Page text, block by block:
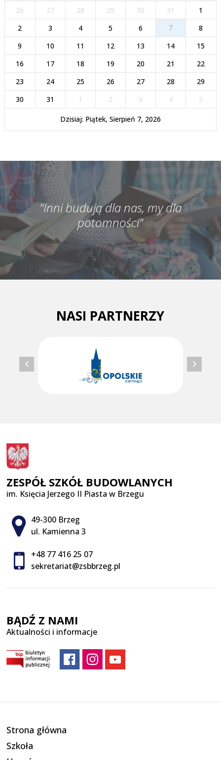
26 27 28 29 30 31
1
2
3 4 5 6 7
8
9
10 11 12 13 14
15
16
17 18 19 20 21
22
23
24 25 26 27 28
29
30
31 1 2 3 4 5
Dzisiaj: Piątek, Sierpień 7, 2026
"Inni budują dla nas, my dla
potomności"
NASI PARTNERZY
ZESPÓŁ SZKÓŁ BUDOWLANYCH
im. Księcia Jerzego II Piasta w Brzegu
Adres pocztowy:
49-300 Brzeg
ul. Kamienna 3
+48 77 416 25 07
sekretariat@zsbbrzeg.pl
BĄDŹ Z NAMI
Aktualności i informacje
Strona główna
Szkoła